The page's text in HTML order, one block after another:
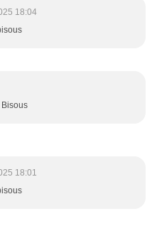
18:04
Bisous
18:01